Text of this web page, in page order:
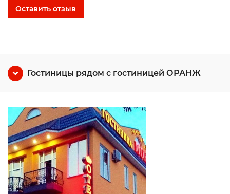
Оставить отзыв
Гостиницы рядом с гостиницей ОРАНЖ